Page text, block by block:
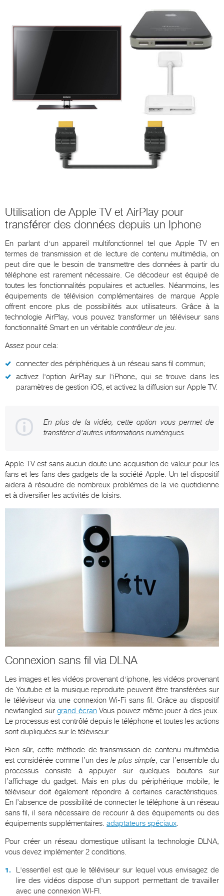
Utilisation de Apple TV et AirPlay pour
transférer des données depuis un Iphone
En parlant d'un appareil multifonctionnel tel que Apple TV en
termes de transmission et de lecture de contenu multimédia, on
peut dire que le besoin de transmettre des données à partir du
téléphone est rarement nécessaire. Ce décodeur est équipé de
toutes les fonctionnalités populaires et actuelles. Néanmoins, les
équipements de télévision complémentaires de marque Apple
offrent encore plus de possibilités aux utilisateurs. Grâce à la
technologie AirPlay, vous pouvez transformer un téléviseur sans
fonctionnalité Smart en un véritable contrôleur de jeu.
Assez pour cela:
connecter des périphériques à un réseau sans fil commun;
activez l'option AirPlay sur l'iPhone, qui se trouve dans les
paramètres de gestion iOS, et activez la diffusion sur Apple TV.
En plus de la vidéo, cette option vous permet de
transférer d'autres informations numériques.
Apple TV est sans aucun doute une acquisition de valeur pour les
fans et les fans des gadgets de la société Apple. Un tel dispositif
aidera à résoudre de nombreux problèmes de la vie quotidienne
et à diversifier les activités de loisirs.
Connexion sans fil via DLNA
Les images et les vidéos provenant d'iphone, les vidéos provenant
de Youtube et la musique reproduite peuvent être transférées sur
le téléviseur via une connexion Wi-Fi sans fil. Grâce au dispositif
newfangled surgrand écranVous pouvez même jouer à des jeux.
Le processus est contrôlé depuis le téléphone et toutes les actions
sont dupliquées sur le téléviseur.
Bien sûr, cette méthode de transmission de contenu multimédia
est considérée comme l’un des le plus simple, car l’ensemble du
processus consiste à appuyer sur quelques boutons sur
l’affichage du gadget. Mais en plus du périphérique mobile, le
téléviseur doit également répondre à certaines caractéristiques.
En l’absence de possibilité de connecter le téléphone à un réseau
sans fil, il sera nécessaire de recourir à des équipements ou des
équipements supplémentaires. adaptateurs spéciaux.
Pour créer un réseau domestique utilisant la technologie DLNA,
vous devez implémenter 2 conditions.
L'essentiel est que le téléviseur sur lequel vous envisagez de
lire des vidéos dispose d'un support permettant de travailler
avec une connexion WI-FI.